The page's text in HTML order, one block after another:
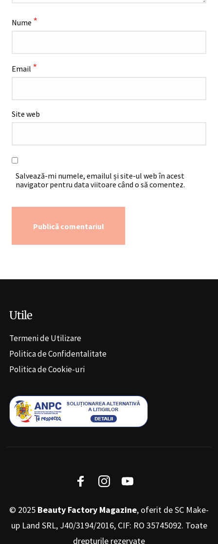
Nume *
Email *
Site web
Salvează-mi numele, emailul și site-ul web în acest
navigator pentru data viitoare când o să comentez.
Utile
Termeni de Utilizare
Politica de Confidentalitate
Politica de Cookie-uri
© 2025 Beauty Factory Magazine, oferit de SC Make-
up Land SRL, J40/3194/2016, CIF: RO 35745092. Toate
drepturile rezervate